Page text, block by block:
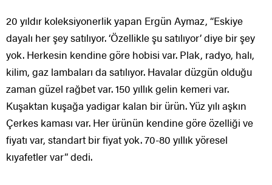
20 yıldır koleksiyonerlik yapan Ergün Aymaz, “Eskiye
dayalı her şey satılıyor. ‘Özellikle şu satılıyor’ diye bir şey
yok. Herkesin kendine göre hobisi var. Plak, radyo, halı,
kilim, gaz lambaları da satılıyor. Havalar düzgün olduğu
zaman güzel rağbet var. 150 yıllık gelin kemeri var.
Kuşaktan kuşağa yadigar kalan bir ürün. Yüz yılı aşkın
Çerkes kaması var. Her ürünün kendine göre özelliği ve
fiyatı var, standart bir fiyat yok. 70-80 yıllık yöresel
kıyafetler var” dedi.